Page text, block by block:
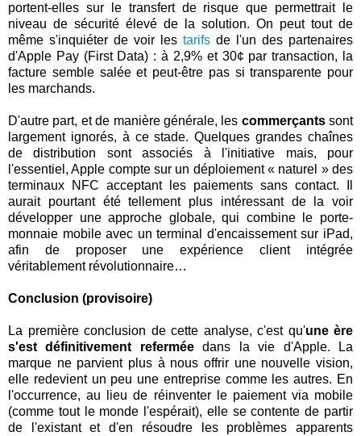
portent-elles sur le transfert de risque que permettrait le
niveau de sécurité élevé de la solution. On peut tout de
même s'inquiéter de voir les tarifs de l'un des partenaires
d'Apple Pay (First Data) : à 2,9% et 30¢ par transaction, la
facture semble salée et peut-être pas si transparente pour
les marchands.
D'autre part, et de manière générale, les commerçantssont
largement ignorés, à ce stade. Quelques grandes chaînes
de distribution sont associés à l'initiative mais, pour
l'essentiel, Apple compte sur un déploiement « naturel » des
terminaux NFC acceptant les paiements sans contact. Il
aurait pourtant été tellement plus intéressant de la voir
développer une approche globale, qui combine le porte-
monnaie mobile avec un terminal d'encaissement sur iPad,
afin de proposer une expérience client intégrée
véritablement révolutionnaire…
Conclusion (provisoire)
La première conclusion de cette analyse, c'est qu'une ère
s'est définitivement referméedans la vie d'Apple. La
marque ne parvient plus à nous offrir une nouvelle vision,
elle redevient un peu une entreprise comme les autres. En
l'occurrence, au lieu de réinventer le paiement via mobile
(comme tout le monde l'espérait), elle se contente de partir
de l'existant et d'en résoudre les problèmes apparents